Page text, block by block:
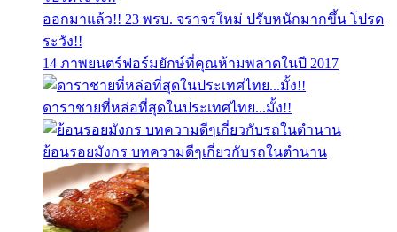
ออกมาแล้ว!! 23 พรบ. จราจรใหม่ ปรับหนักมากขึ้น โปรด
ระวัง!!
14 ภาพยนตร์ฟอร์มยักษ์ที่คุณห้ามพลาดในปี 2017
ดาราชายที่หล่อที่สุดในประเทศไทย...มั้ง!!
ย้อนรอยมังกร บทความดีๆเกี่ยวกับรถในตำนาน